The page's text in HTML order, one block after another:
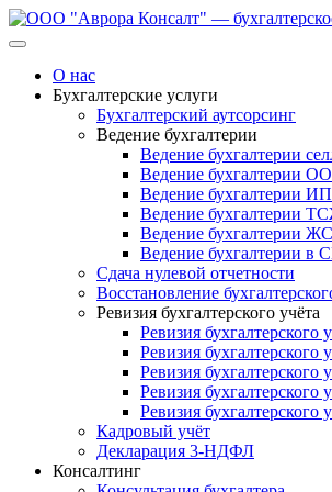
Перейти
к
О нас
Бухгалтерские услуги
Бухгалтерский аутсорсинг
Ведение бухгалтерии
Ведение бухгалтерии
Ведение бухгалтерии
Ведение бухгалтерии ИП
Ведение бухгалтерии
Ведение бухгалтерии
Ведение бухгалтерии в
Сдача нулевой отчетности
Восстановление
Ревизия бухгалтерского учёта
Ревизия
Ревизия бухгалтерского
Ревизия
Ревизия
Ревизия бухгалтерского
Кадровый учёт
Декларация 3-НДФЛ
Консалтинг